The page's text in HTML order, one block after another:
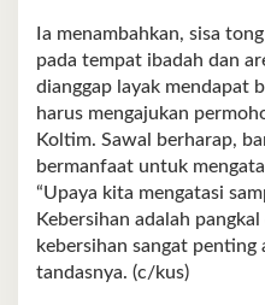
Ia menambahkan, sisa
pada tempat ibadah dan
dianggap layak mendapat
harus mengajukan
Koltim. Sawal berharap,
bermanfaat untuk
“Upaya kita mengatasi
Kebersihan adalah
kebersihan sangat penting
tandasnya. (c/kus)